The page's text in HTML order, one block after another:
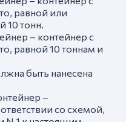
равной или
10 тонн.
– контейнер с
равной 10 тоннам и
быть нанесена
–
со схемой,